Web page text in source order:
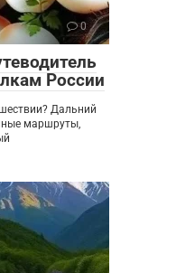
0
России
Дальний
маршруты,